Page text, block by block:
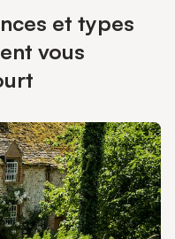
et types
vous